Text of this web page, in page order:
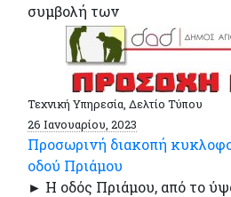
συμβολή των
Τεχνική Υπηρεσία, Δελτίο Τύπου
26 Ιανουαρίου, 2023
Προσωρινή διακοπή
οδού Πριάμου
► Η οδός Πριάμου, από το